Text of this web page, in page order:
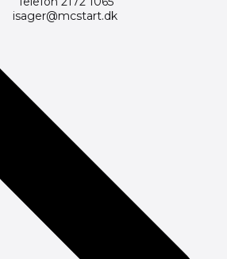
isager@mcstart.dk